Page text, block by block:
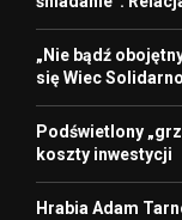
„Nie bądź
się Wiec
Podświetlony
koszty inwestycji
Hrabia Adam